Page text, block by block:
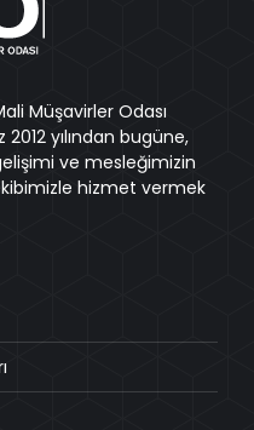
Müşavirler Odası
yılından bugüne,
ve mesleğimizin
hizmet vermek